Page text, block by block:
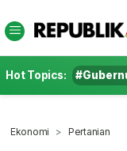
Hot Topics:
Ekonomi Pertanian